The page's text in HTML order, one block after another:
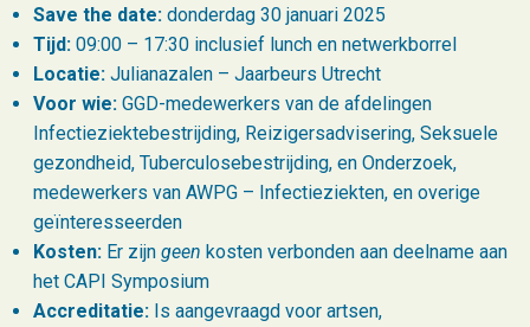
Save the date: donderdag 30 januari 2025
Tijd: 09:00 – 17:30 inclusief lunch en netwerkborrel
Locatie: Julianazalen – Jaarbeurs Utrecht
Voor wie: GGD-medewerkers van de afdelingen
Infectieziektebestrijding, Reizigersadvisering, Seksuele
gezondheid, Tuberculosebestrijding, en Onderzoek,
medewerkers van AWPG – Infectieziekten, en overige
geïnteresseerden
Kosten: Er zijn geen kosten verbonden aan deelname aan
het CAPI Symposium
Accreditatie: Is aangevraagd voor artsen,